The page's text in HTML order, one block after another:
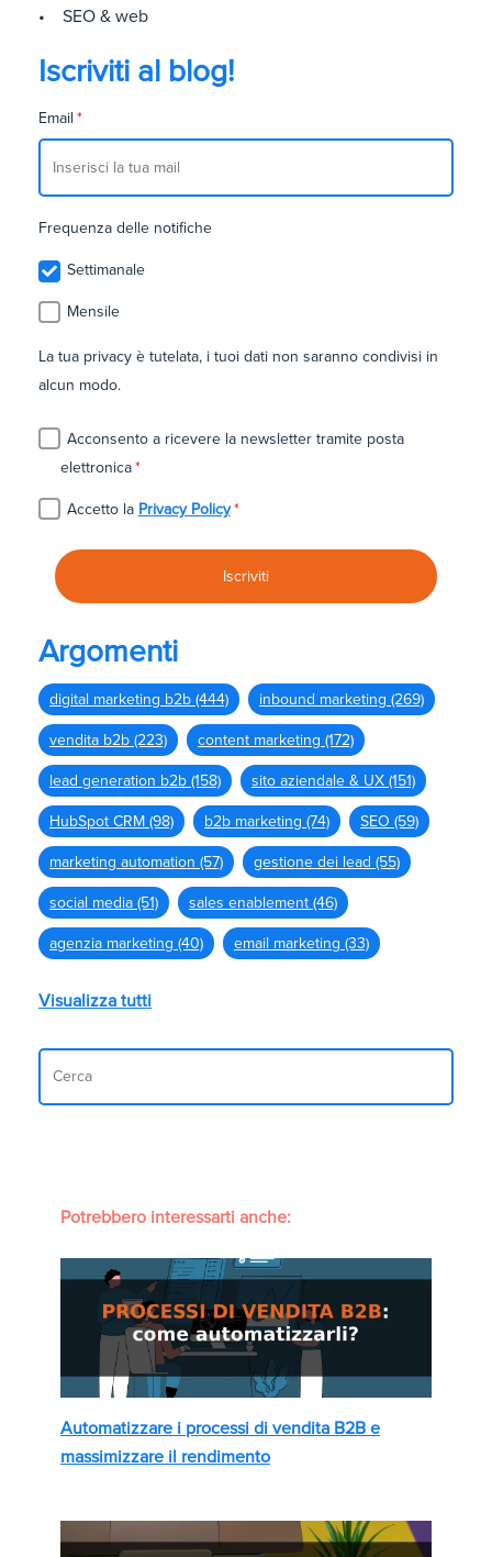
• SEO & web
Iscriviti al blog!
Email *
Frequenza delle notifiche
Settimanale
Mensile
La tua privacy è tutelata, i tuoi dati non saranno condivisi in
alcun modo.
Acconsento a ricevere la newsletter tramite posta
elettronica*
Accetto la Privacy Policy *
Argomenti
digital marketing b2b (444) inbound marketing (269)
vendita b2b (223) content marketing (172)
lead generation b2b (158) sito aziendale & UX (151)
HubSpot CRM (98) b2b marketing (74) SEO (59)
marketing automation (57) gestione dei lead (55)
social media (51) sales enablement (46)
agenzia marketing (40) email marketing (33)
Visualizza tutti
Potrebbero interessarti anche:
Automatizzare i processi di vendita B2B e
massimizzare il rendimento